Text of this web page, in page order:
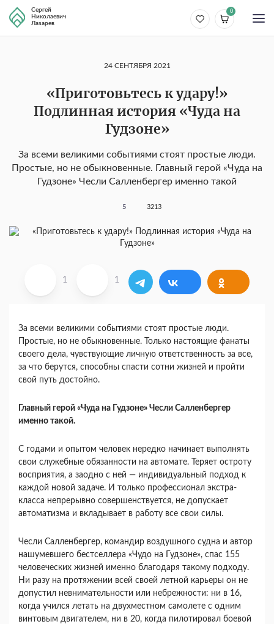
Сергей
Николаевич
Лазарев
0
24 СЕНТЯБРЯ 2021
«Приготовьтесь к удару!»
Подлинная история «Чуда на
Гудзоне»
За всеми великими событиями стоят простые люди.
Простые, но не обыкновенные. Главный герой «Чуда на
Гудзоне» Чесли Салленбергер именно такой
5 3213
1 1
За всеми великими событиями стоят простые люди.
Простые, но не обыкновенные. Только настоящие фанаты
своего дела, чувствующие личную ответственность за все,
за что берутся, способны спасти сотни жизней и пройти
свой путь достойно.
Главный герой «Чуда на Гудзоне» Чесли Салленбергер
именно такой.
С годами и опытом человек нередко начинает выполнять
свои служебные обязанности на автомате. Теряет остроту
восприятия, а заодно с ней — индивидуальный подход к
каждой новой задаче. И только профессионал экстра-
класса непрерывно совершенствуется, не допускает
автоматизма и вкладывает в работу все свои силы.
Чесли Салленбергер, командир воздушного судна и автор
нашумевшего бестселлера «Чудо на Гудзоне», спас 155
человеческих жизней именно благодаря такому подходу.
Ни разу на протяжении всей своей летной карьеры он не
допустил невнимательности или небрежности: ни в 16,
когда учился летать на двухместном самолете с одним
винтовым двигателем, ни в 20, когда пилотировал боевой